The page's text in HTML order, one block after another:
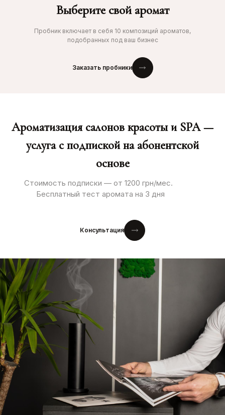
Выберите свой аромат
Пробник включает в себя 10 композиций ароматов,
подобранных под ваш бизнес
Заказать пробники
Ароматизация салонов красоты и SPA —
услуга с подпиской на абонентской
основе
Стоимость подписки — от 1200 грн/мес.
Бесплатный тест аромата на 3 дня
Консультация